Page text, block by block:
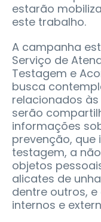
estarão
este trabalho.
A campanha
Serviço de
Testagem e
busca
relacionados
serão
informações
prevenção, que
testagem, a
objetos
alicates de
dentre outros,
internos e